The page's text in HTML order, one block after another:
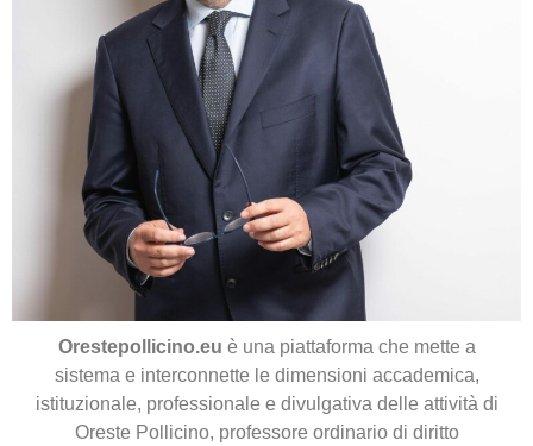
Orestepollicino.eu è una piattaforma che mette a
sistema e interconnette le dimensioni accademica,
istituzionale, professionale e divulgativa delle attività di
Oreste Pollicino, professore ordinario di diritto